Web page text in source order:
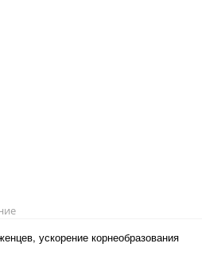
ускорение корнеобразования